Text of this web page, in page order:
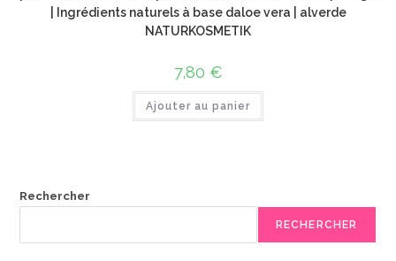
| Ingrédients naturels à base daloe vera | alverde
NATURKOSMETIK
7,80 €
Ajouter au panier
Rechercher
RECHERCHER